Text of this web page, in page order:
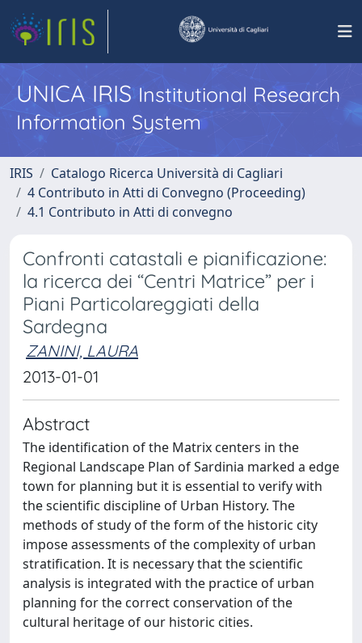
UNICA IRISInstitutional Research
Information System
IRIS
Catalogo Ricerca Università di Cagliari
4 Contributo in Atti di Convegno (Proceeding)
4.1 Contributo in Atti di convegno
Confronti catastali e pianificazione:
la ricerca dei “Centri Matrice” per i
Piani Particolareggiati della
Sardegna
ZANINI, LAURA
2013-01-01
Abstract
The identification of the Matrix centers in the
Regional Landscape Plan of Sardinia marked a edge
town for planning but it is essential to verify with
the scientific discipline of Urban History. The
methods of study of the form of the historic city
impose assessments of the complexity of urban
stratification. It is necessary that the scientific
analysis is integrated with the practice of urban
planning for the correct conservation of the
cultural heritage of our historic cities.